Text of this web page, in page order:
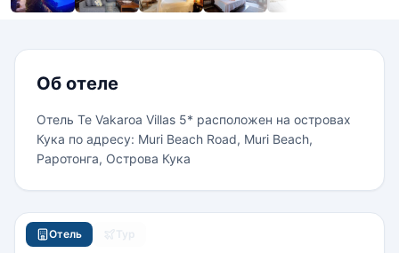
Об отеле
Отель Te Vakaroa Villas 5* расположен на островах
Кука по адресу: Muri Beach Road, Muri Beach,
Раротонга, Острова Кука
Отель Тур